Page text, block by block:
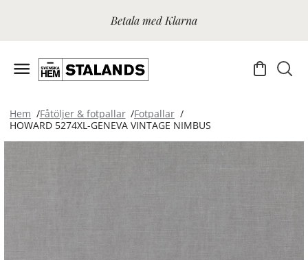
Betala med Klarna
Hem Fåtöljer & fotpallar
Fotpallar
HOWARD 5274XL-GENEVA VINTAGE NIMBUS